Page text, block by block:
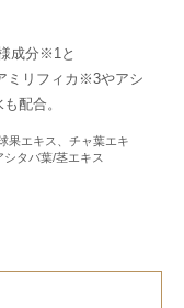
成分※1と
ミリフィカ※3やアシ
配合。
エキス、チャ葉エキ
タバ葉/茎エキス